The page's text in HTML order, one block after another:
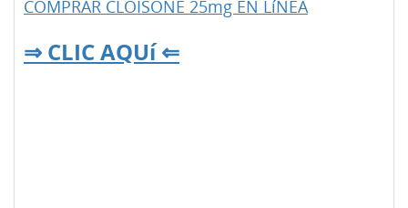
COMPRAR CLOISONE 25mg EN LíNEA
⇒ CLIC AQUí ⇐